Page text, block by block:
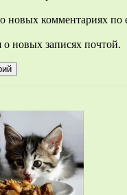
новых комментариях по
о новых записях почтой.